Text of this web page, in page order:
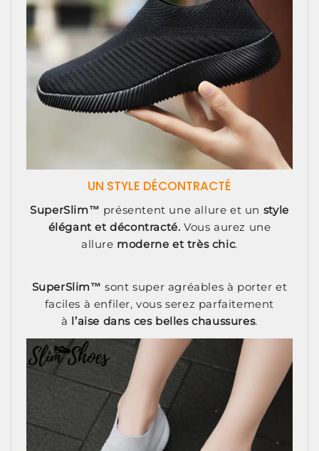
UN STYLE DÉCONTRACTÉ
SuperSlim™ présentent une allure et un style
élégant et décontracté. Vous aurez une
allure moderne et très chic.
SuperSlim™sont super agréables à porter et
faciles à enfiler, vous serez parfaitement
à l’aise dans ces belles chaussures.